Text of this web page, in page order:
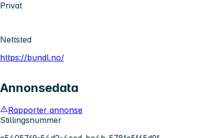
Privat
Nettsted
https://bundl.no/
Annonsedata
Rapporter annonse
Stillingsnummer